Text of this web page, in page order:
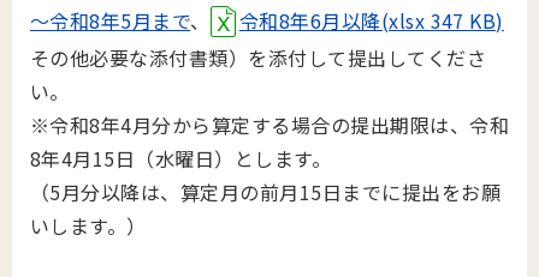
～令和8年5月まで、
令和8年6月以降(xlsx 347 KB)
その他必要な添付書類）を添付して提出してくださ
い。
※令和8年4月分から算定する場合の提出期限は、令和
8年4月15日（水曜日）とします。
（5月分以降は、算定月の前月15日までに提出をお願
いします。）